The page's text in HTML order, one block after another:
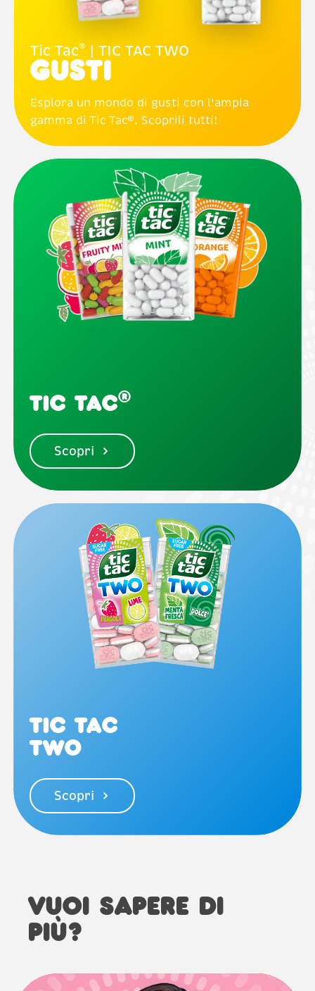
Tic Tac® | TIC TAC TWO
Gusti
Esplora un mondo di gusti con l'ampia
gamma di Tic Tac®. Scoprili tutti!
Tic Tac®
Scopri
TIC TAC
TWO
Scopri
VUOI SAPERE DI
PIÙ?